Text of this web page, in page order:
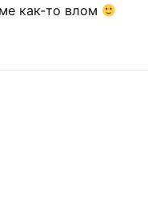
как-то влом